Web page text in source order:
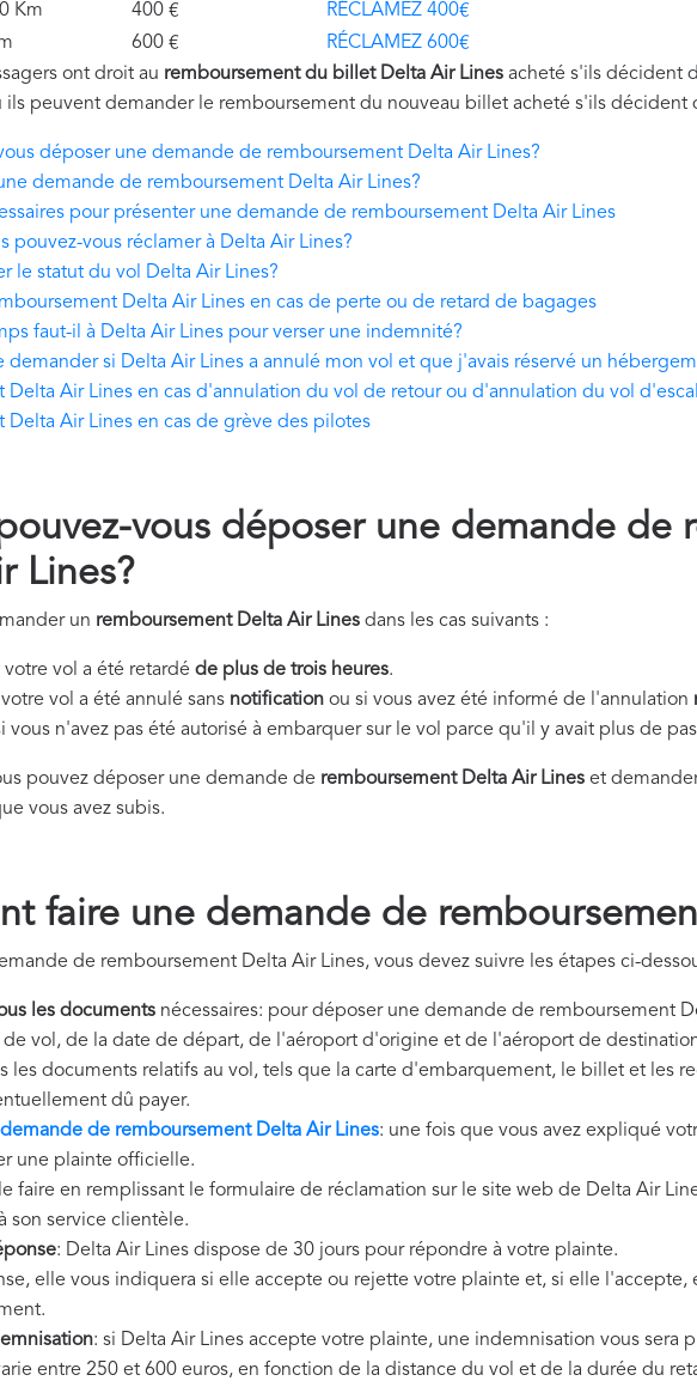
Km
400 €
RÉCLAMEZ 400€
600 €
RÉCLAMEZ 600€
ont droit au remboursement du billet Delta Air Lines acheté s'ils décident
ils peuvent demander le remboursement du nouveau billet acheté s'ils décident
déposer une demande de remboursement Delta Air Lines?
demande de remboursement Delta Air Lines?
pour présenter une demande de remboursement Delta Air Lines
pouvez-vous réclamer à Delta Air Lines?
le statut du vol Delta Air Lines?
Delta Air Lines en cas de perte ou de retard de bagages
faut-il à Delta Air Lines pour verser une indemnité?
demander si Delta Air Lines a annulé mon vol et que j'avais réservé un
Delta Air Lines en cas d'annulation du vol de retour ou d'annulation du vol
Delta Air Lines en cas de grève des pilotes
vous déposer une demande de
Lines?
un remboursement Delta Air Lines dans les cas suivants :
votre vol a été retardé de plus de trois heures.
votre vol a été annulé sans notification ou si vous avez été informé de l'annulation
vous n'avez pas été autorisé à embarquer sur le vol parce qu'il y avait plus de
pouvez déposer une demande de remboursement Delta Air Lines et
vous avez subis.
faire une demande de
de remboursement Delta Air Lines, vous devez suivre les étapes ci-
les documents nécessaires: pour déposer une demande de remboursement
vol, de la date de départ, de l'aéroport d'origine et de l'aéroport de
les documents relatifs au vol, tels que la carte d'embarquement, le billet et les
dû payer.
demande de remboursement Delta Air Lines: une fois que vous avez expliqué
une plainte officielle.
faire en remplissant le formulaire de réclamation sur le site web de Delta Air
son service clientèle.
: Delta Air Lines dispose de 30 jours pour répondre à votre plainte.
elle vous indiquera si elle accepte ou rejette votre plainte et, si elle l'accepte,
: si Delta Air Lines accepte votre plainte, une indemnisation vous sera
entre 250 et 600 euros, en fonction de la distance du vol et de la durée du